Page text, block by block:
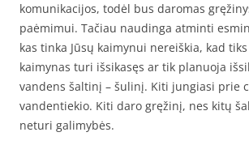
komunikacijos, todėl bus daromas
paėmimui. Tačiau naudinga atminti
kas tinka Jūsų kaimynui nereiškia, kad
kaimynas turi išsikasęs ar tik planuoja
vandens šaltinį – šulinį. Kiti jungiasi prie
vandentiekio. Kiti daro gręžinį, nes kitų
neturi galimybės.